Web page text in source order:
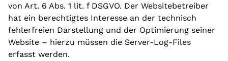
von Art. 6 Abs. 1 lit. f DSGVO. Der Websitebetreiber
hat ein berechtigtes Interesse an der technisch
fehlerfreien Darstellung und der Optimierung seiner
Website – hierzu müssen die Server-Log-Files
erfasst werden.